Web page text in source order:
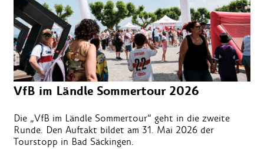
VfB im Ländle Sommertour 2026
Die „VfB im Ländle Sommertour“ geht in die zweite
Runde. Den Auftakt bildet am 31. Mai 2026 der
Tourstopp in Bad Säckingen.